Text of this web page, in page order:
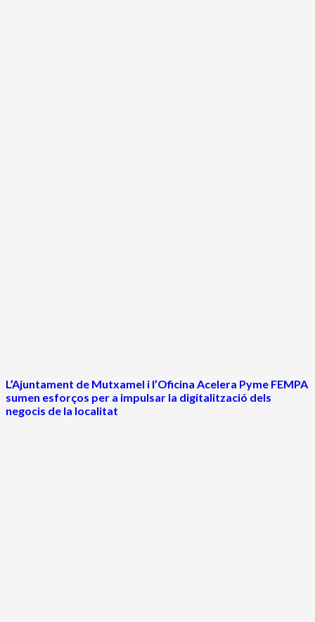
L’Ajuntament de Mutxamel i l’Oficina Acelera Pyme FEMPA
sumen esforços per a impulsar la digitalització dels
negocis de la localitat